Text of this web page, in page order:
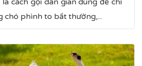
cách gọi dân gian dùng để chỉ
chó phình to bất thường,...